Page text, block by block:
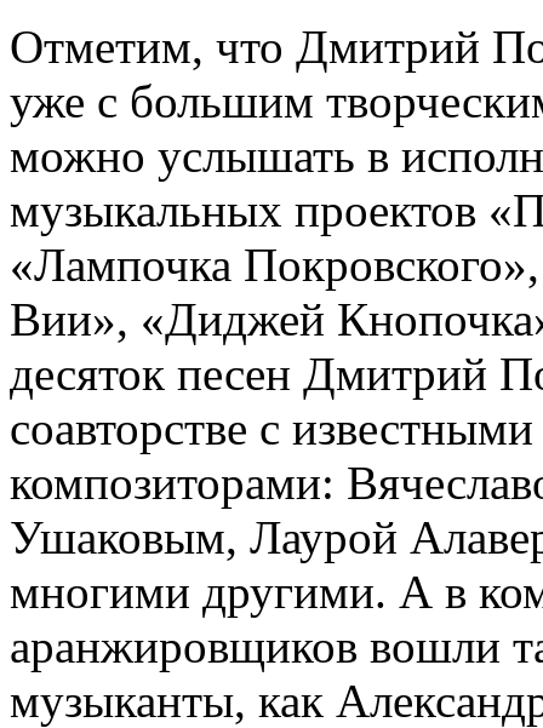
Отметим, что Дмитрий
уже с большим
можно услышать в
музыкальных проектов
«Лампочка
Вии», «Диджей
десяток песен Дмитрий
соавторстве с
композиторами:
Ушаковым, Лаурой
многими другими. А в
аранжировщиков вошли
музыканты, как